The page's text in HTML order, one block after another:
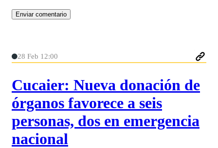
28 Feb 12:00
Cucaier: Nueva donación de
órganos favorece a seis
personas, dos en emergencia
nacional